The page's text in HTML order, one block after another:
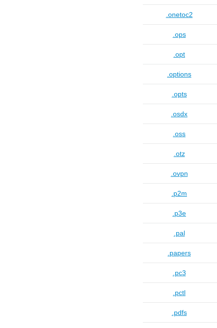
.onetoc2
.ops
.opt
.options
.opts
.osdx
.oss
.otz
.ovpn
.p2m
.p3e
.pal
.papers
.pc3
.pctl
.pdfs